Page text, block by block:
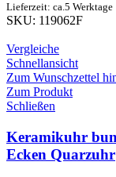
Lieferzeit: ca.5 Werktage
SKU: 119062F
Vergleiche
Schnellansicht
Zum Wunschzettel
Zum Produkt
Schließen
Keramikuhr
Ecken Quarzuhr